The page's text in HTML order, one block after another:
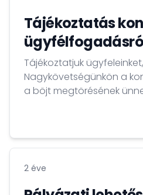
Tájékoztatás
Tájékoztatjuk
Nagykövetségünkön a
a böjt megtörésének
2 éve